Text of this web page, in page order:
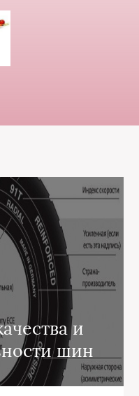
и
шин